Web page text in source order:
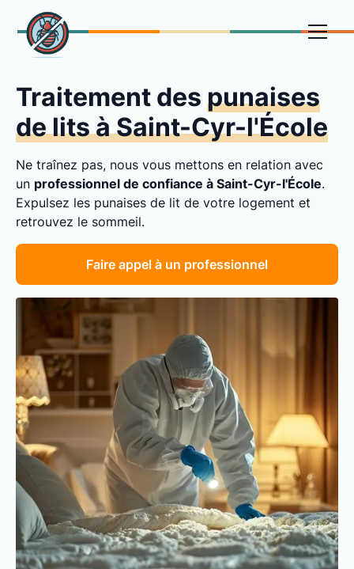
Traitement des punaises
de lits à Saint-Cyr-l'École
Ne traînez pas, nous vous mettons en relation avec
un professionnel de confiance à Saint-Cyr-l'École.
Expulsez les punaises de lit de votre logement et
retrouvez le sommeil.
Faire appel à un professionnel